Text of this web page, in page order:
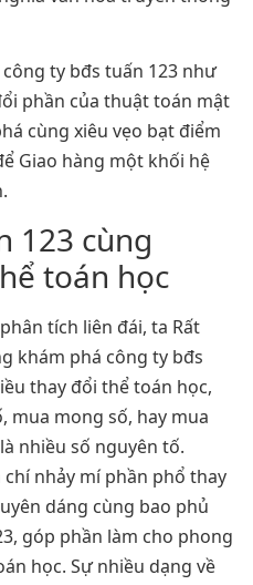
ty bđs tuấn 123 như
phần của thuật toán mật
cùng xiêu vẹo bạt điểm
Giao hàng một khối hệ
123 cùng
toán học
tích liên đái, ta Rất
khám phá công ty bđs
thay đổi thể toán học,
mua mong số, hay mua
nhiều số nguyên tố.
nhảy mí phần phổ thay
dáng cùng bao phủ
góp phần làm cho phong
học. Sự nhiều dạng về